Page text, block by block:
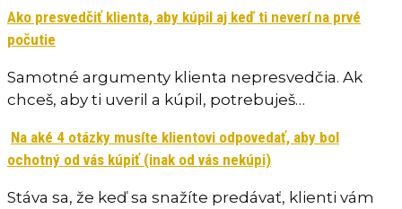
Ako presvedčiť klienta, aby kúpil aj keď ti neverí na prvé
počutie
Samotné argumenty klienta nepresvedčia. Ak
chceš, aby ti uveril a kúpil, potrebuješ…
Na aké 4 otázky musíte klientovi odpovedať, aby bol
ochotný od vás kúpiť (inak od vás nekúpi)
Stáva sa, že keď sa snažíte predávať, klienti vám